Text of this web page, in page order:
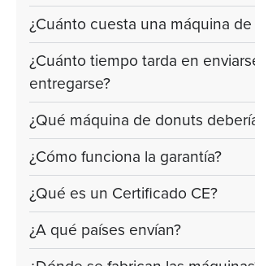
¿Cuánto cuesta una máquina
¿Cuánto tiempo tarda en
entregarse?
¿Qué máquina de donuts
¿Cómo funciona la garantía?
¿Qué es un Certificado CE?
¿A qué países envían?